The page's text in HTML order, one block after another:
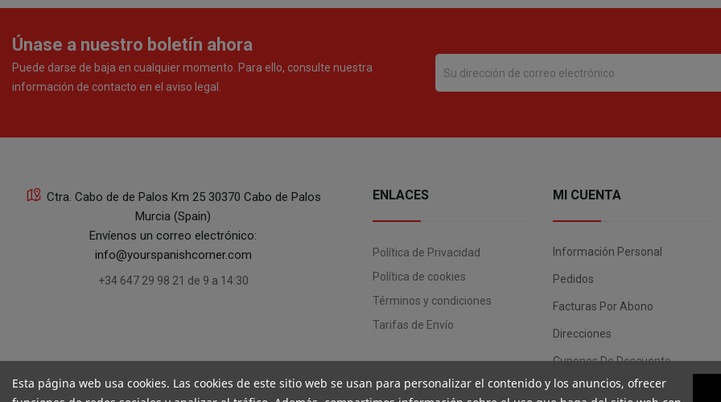
Únase a nuestro boletín ahora
Puede darse de baja en cualquier momento. Para ello, consulte nuestra
información de contacto en el aviso legal.
Ctra. Cabo de de Palos Km 25 30370 Cabo de Palos
Murcia (Spain)
Envíenos un correo electrónico:
info@yourspanishcorner.com
+34 647 29 98 21 de 9 a 14:30
ENLACES
Política de Privacidad
Política de cookies
Términos y condiciones
Tarifas de Envío
MI CUENTA
Información Personal
Pedidos
Facturas Por Abono
Direcciones
Cupones De Descuento
Esta página web usa cookies. Las cookies de este sitio web se usan para personalizar el contenido y los anuncios, ofrecer